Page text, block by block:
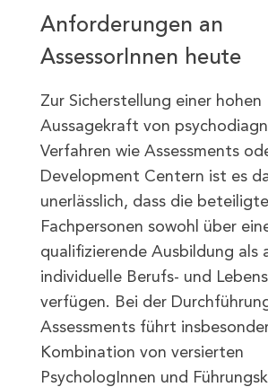
Anforderungen an
AssessorInnen heute
Zur Sicherstellung einer hohen
Aussagekraft von
Verfahren wie Assessments
Development Centern ist es
unerlässlich, dass die
Fachpersonen sowohl über
qualifizierende Ausbildung als
individuelle Berufs- und
verfügen. Bei der
Assessments führt
Kombination von versierten
PsychologInnen und